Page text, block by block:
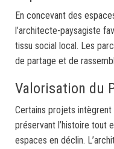
En concevant des
l’architecte-paysagiste
tissu social local. Les
de partage et de
Valorisation du
Certains projets intègrent
préservant l’histoire tout
espaces en déclin.